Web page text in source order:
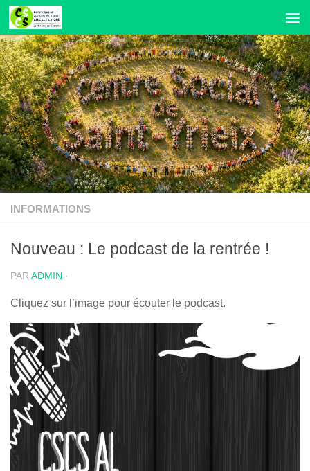
Skip to content
INFORMATIONS
Nouveau : Le podcast de la rentrée !
PAR ADMIN ·
Cliquez sur l’image pour écouter le podcast.